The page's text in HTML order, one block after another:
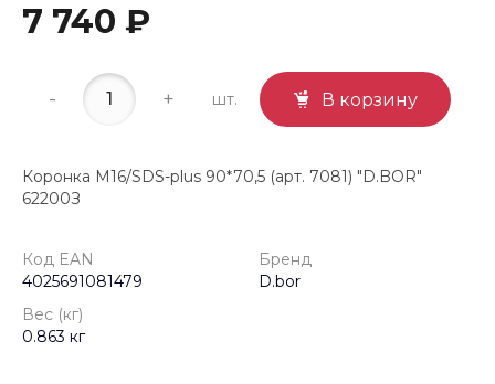
7 740 ₽
- + шт. В корзину
Коронка М16/SDS-plus 90*70,5 (арт. 7081) "D.BOR"
62200З
Код EAN
4025691081479
Бренд
D.bor
Вес (кг)
0.863 кг